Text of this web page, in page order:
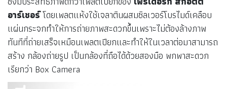
ดร.ริชาร์ด ลีช แมดด็อกซ์
ค้นพบเทคนิค Dry Plate